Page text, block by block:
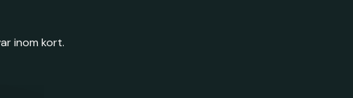
inom kort.